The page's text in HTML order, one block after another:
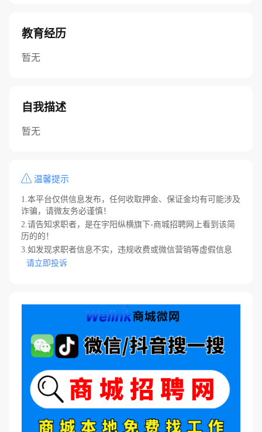
教育经历
暂无
自我描述
暂无
温馨提示
1.本平台仅供信息发布，任何收取押金、保证金均有可能涉及
诈骗，请微友务必谨慎！
2.请告知求职者，是在宇阳纵横旗下-商城招聘网上看到该简
历的的！
3.如发现求职者信息不实，违规收费或微信营销等虚假信息
请立即投诉